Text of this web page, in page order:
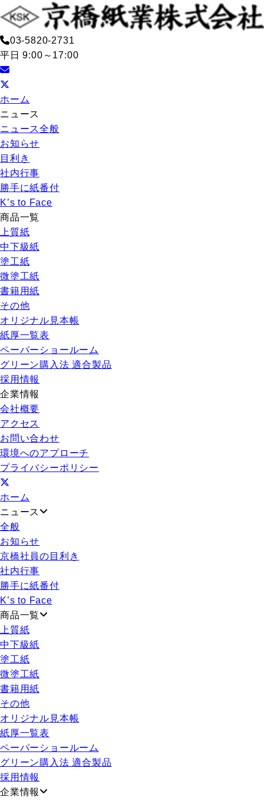
03-5820-2731
平日 9:00～17:00
ホーム
ニュース
ニュース全般
お知らせ
目利き
社内行事
勝手に紙番付
K’s to Face
商品一覧
上質紙
中下級紙
塗工紙
微塗工紙
書籍用紙
その他
オリジナル見本帳
紙厚一覧表
ペーパーショールーム
グリーン購入法 適合製品
採用情報
企業情報
会社概要
アクセス
お問い合わせ
環境へのアプローチ
プライバシーポリシー
ホーム
ニュース
全般
お知らせ
京橋社員の目利き
社内行事
勝手に紙番付
K’s to Face
商品一覧
上質紙
中下級紙
塗工紙
微塗工紙
書籍用紙
その他
オリジナル見本帳
紙厚一覧表
ペーパーショールーム
グリーン購入法 適合製品
採用情報
企業情報